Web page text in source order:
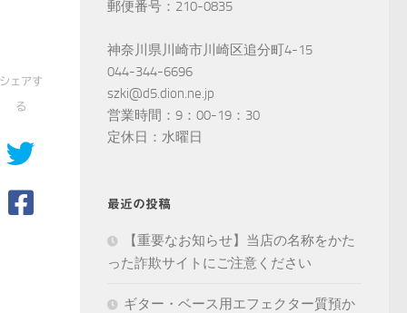
シェアす
る
郵便番号：210-0835
神奈川県川崎市川崎区追分町4-15
044-344-6696
szki@d5.dion.ne.jp
営業時間：9：00-19：30
定休日：水曜日
最近の投稿
【重要なお知らせ】当店の名称をかた
った詐欺サイトにご注意ください
ギター・ベース用エフェクター質預か